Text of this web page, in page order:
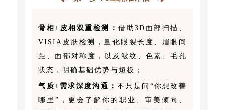
骨相+皮相双重检测：借助3D面部扫描、
VISIA皮肤检测，量化眼裂长度、眉眼间
距、面部对称度，以及皱纹、色素、毛孔
状态，明确基础优势与短板；
气质+需求深度沟通：不只是问“你想改善
哪里”，更会了解你的职业、审美倾向、